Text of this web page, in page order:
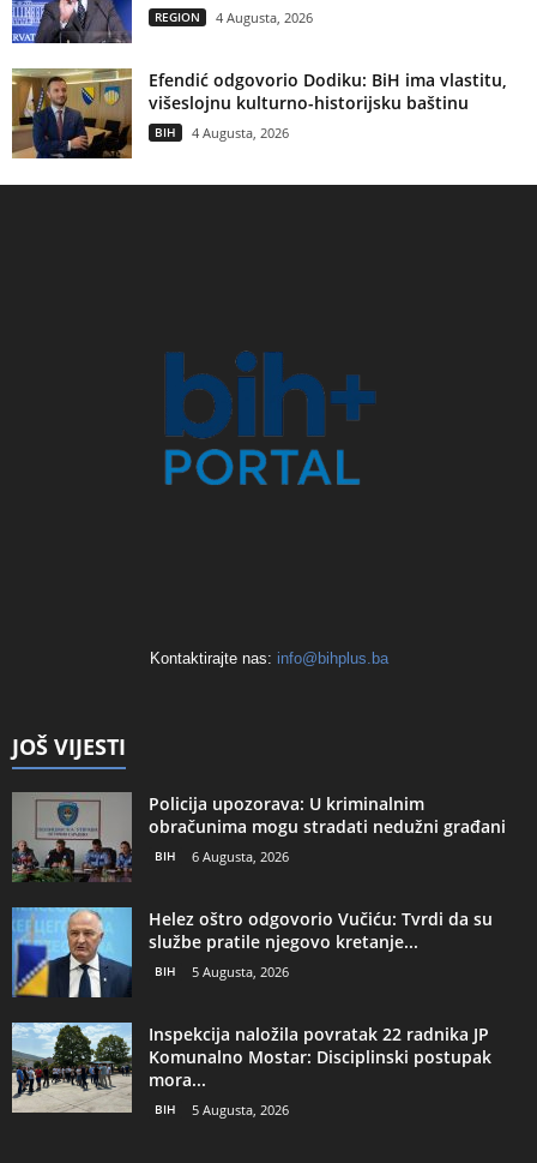
REGION 4 Augusta, 2026
Efendić odgovorio Dodiku: BiH ima vlastitu,
višeslojnu kulturno-historijsku baštinu
BIH 4 Augusta, 2026
Kontaktirajte nas: info@bihplus.ba
JOŠ VIJESTI
Policija upozorava: U kriminalnim
obračunima mogu stradati nedužni građani
BIH 6 Augusta, 2026
Helez oštro odgovorio Vučiću: Tvrdi da su
službe pratile njegovo kretanje...
BIH 5 Augusta, 2026
Inspekcija naložila povratak 22 radnika JP
Komunalno Mostar: Disciplinski postupak
mora...
BIH 5 Augusta, 2026